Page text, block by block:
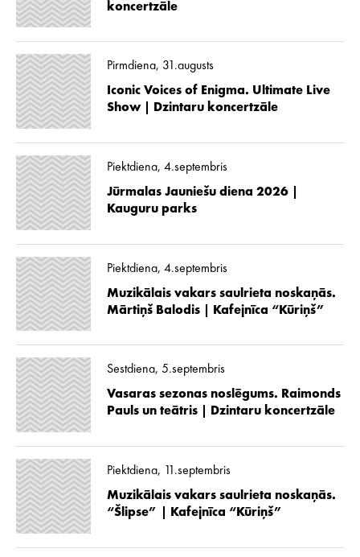
koncertzāle
Pirmdiena, 31.augusts
Iconic Voices of Enigma. Ultimate Live
Show | Dzintaru koncertzāle
Piektdiena, 4.septembris
Jūrmalas Jauniešu diena 2026 |
Kauguru parks
Piektdiena, 4.septembris
Muzikālais vakars saulrieta noskaņās.
Mārtiņš Balodis | Kafejnīca “Kūriņš”
Sestdiena, 5.septembris
Vasaras sezonas noslēgums. Raimonds
Pauls un teātris | Dzintaru koncertzāle
Piektdiena, 11.septembris
Muzikālais vakars saulrieta noskaņās.
“Šlipse” | Kafejnīca “Kūriņš”